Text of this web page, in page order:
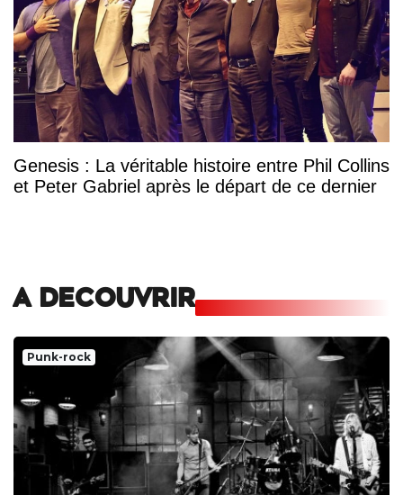
Genesis : La véritable histoire entre Phil Collins
et Peter Gabriel après le départ de ce dernier
A DECOUVRIR
Punk-rock